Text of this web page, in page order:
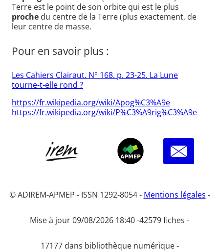
Terre est le point de son orbite qui est le plus
proche du centre de la Terre (plus exactement, de
leur centre de masse.
Pour en savoir plus :
Les Cahiers Clairaut. N° 168. p. 23-25. La Lune
tourne-t-elle rond ?
https://fr.wikipedia.org/wiki/Apog%C3%A9e
https://fr.wikipedia.org/wiki/P%C3%A9rig%C3%A9e
© ADIREM-APMEP - ISSN 1292-8054 - Mentions légales -
Mise à jour 09/08/2026 18:40 -42579 fiches -
17177 dans bibliothèque numérique -